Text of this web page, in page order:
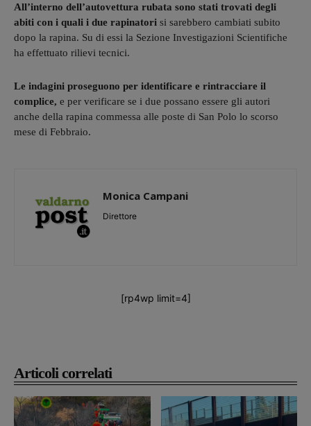
Articoli correlati
All’interno dell’autovettura rubata sono stati trovati degli
abiti con i quali i due rapinatori si sarebbero cambiati subito
dopo la rapina. Su di essi la Sezione Investigazioni Scientifiche
ha effettuato rilievi tecnici.
Le indagini proseguono per identificare e rintracciare il
complice, e per verificare se i due possano essere gli autori
anche della rapina commessa alle poste di San Polo lo scorso
mese di Febbraio.
Monica Campani
Direttore
[rp4wp limit=4]